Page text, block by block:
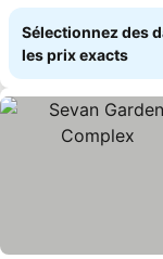
Sélectionnez des
les prix exacts